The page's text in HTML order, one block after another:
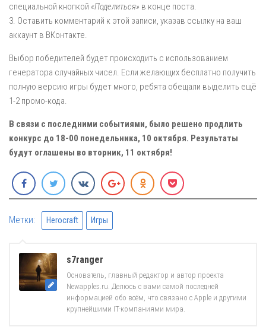
специальной кнопкой «Поделиться» в конце поста.
3. Оставить комментарий к этой записи, указав ссылку на ваш
аккаунт в ВКонтакте.
Выбор победителей будет происходить с использованием
генератора случайных чисел. Если желающих бесплатно получить
полную версию игры будет много, ребята обещали выделить ещё
1-2 промо-кода.
В связи с последними событиями, было решено продлить
конкурс до 18-00 понедельника, 10 октября. Результаты
будут оглашены во вторник, 11 октября!
Метки: Herocraft Игры
s7ranger
Основатель, главный редактор и автор проекта
Newapples.ru. Делюсь с вами самой последней
информацией обо всём, что связано с Apple и другими
крупнейшими IT-компаниями мира.